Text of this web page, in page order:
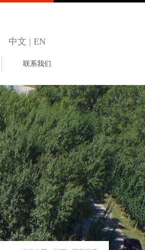
中文 | EN
联系我们